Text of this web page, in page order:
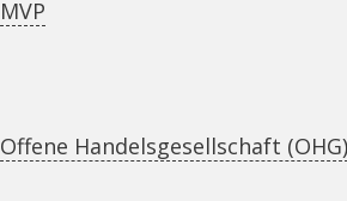
MVP
Offene Handelsgesellschaft (OHG)